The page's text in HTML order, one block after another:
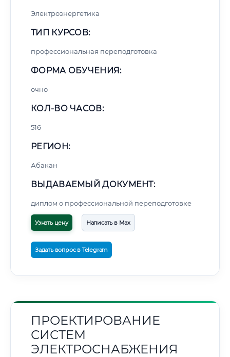
Электроэнергетика
ТИП КУРСОВ:
профессиональная переподготовка
ФОРМА ОБУЧЕНИЯ:
очно
КОЛ-ВО ЧАСОВ:
516
РЕГИОН:
Абакан
ВЫДАВАЕМЫЙ ДОКУМЕНТ:
диплом о профессиональной переподготовке
Узнать цену Написать в Max
Задать вопрос в Telegram
ПРОЕКТИРОВАНИЕ
СИСТЕМ
ЭЛЕКТРОСНАБЖЕНИЯ